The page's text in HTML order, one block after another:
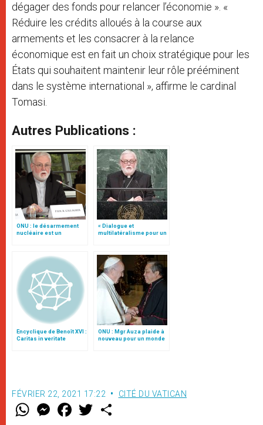
dégager des fonds pour relancer l’économie ». «
Réduire les crédits alloués à la course aux
armements et les consacrer à la relance
économique est en fait un choix stratégique pour les
États qui souhaitent maintenir leur rôle prééminent
dans le système international », affirme le cardinal
Tomasi.
Autres Publications :
ONU : le désarmement
nucléaire est un
« Dialogue et
multilatéralisme pour un
Gallagher
Encyclique de Benoît XVI :
Caritas in veritate
ONU : Mgr Auza plaide à
nouveau pour un monde
FÉVRIER 22, 2021 17:22 CITÉ DU VATICAN
W M
e
F
a w